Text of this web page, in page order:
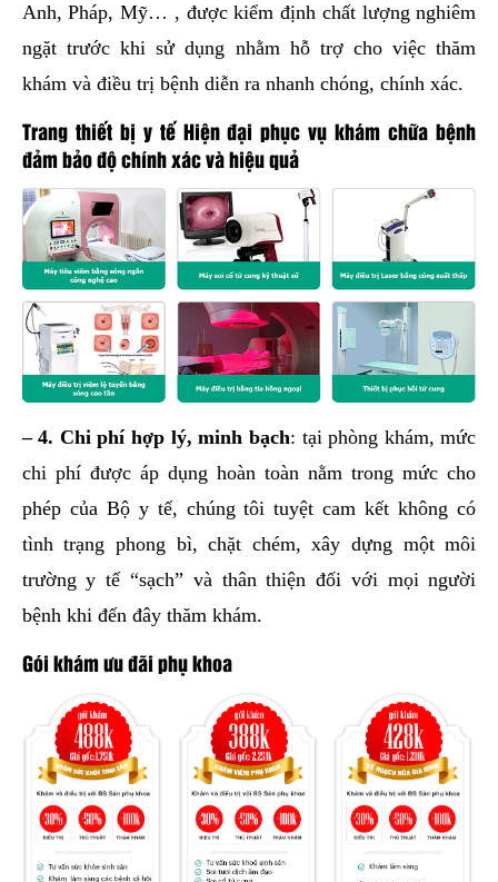
Anh, Pháp, Mỹ… , được kiểm định chất lượng nghiêm
ngặt trước khi sử dụng nhằm hỗ trợ cho việc thăm
khám và điều trị bệnh diễn ra nhanh chóng, chính xác.
Trang thiết bị y tế Hiện đại phục vụ khám chữa bệnh
đảm bảo độ chính xác và hiệu quả
– 4. Chi phí hợp lý, minh bạch: tại phòng khám, mức
chi phí được áp dụng hoàn toàn nằm trong mức cho
phép của Bộ y tế, chúng tôi tuyệt cam kết không có
tình trạng phong bì, chặt chém, xây dựng một môi
trường y tế “sạch” và thân thiện đối với mọi người
bệnh khi đến đây thăm khám.
Gói khám ưu đãi phụ khoa